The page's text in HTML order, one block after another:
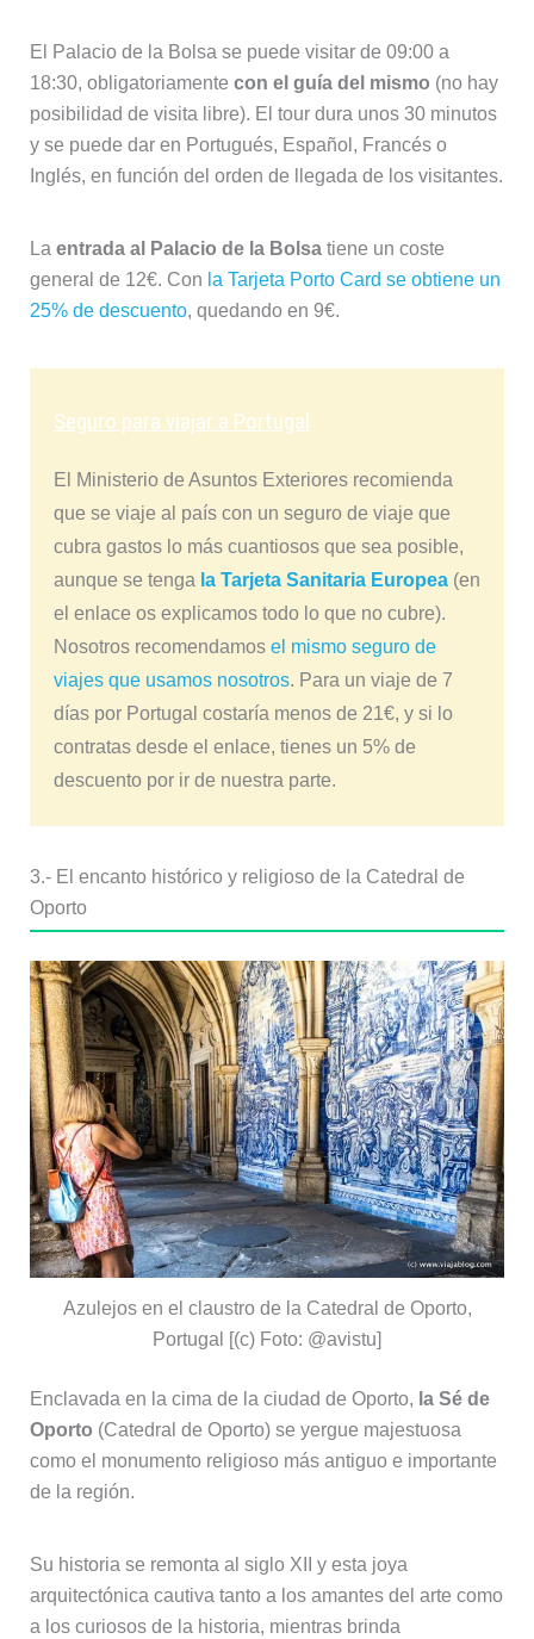
El Palacio de la Bolsa se puede visitar de 09:00 a
18:30, obligatoriamente con el guía del mismo (no hay
posibilidad de visita libre). El tour dura unos 30 minutos
y se puede dar en Portugués, Español, Francés o
Inglés, en función del orden de llegada de los visitantes.
La entrada al Palacio de la Bolsatiene un coste
general de 12€. Con la Tarjeta Porto Card se obtiene un
25% de descuento, quedando en 9€.
Seguro para viajar a Portugal
El Ministerio de Asuntos Exteriores recomienda
que se viaje al país con un seguro de viaje que
cubra gastos lo más cuantiosos que sea posible,
aunque se tenga la Tarjeta Sanitaria Europea(en
el enlace os explicamos todo lo que no cubre).
Nosotros recomendamosel mismo seguro de
viajes que usamos nosotros. Para un viaje de 7
días por Portugal costaría menos de 21€, y si lo
contratas desde el enlace, tienes un 5% de
descuento por ir de nuestra parte.
3.- El encanto histórico y religioso de la Catedral de
Oporto
Azulejos en el claustro de la Catedral de Oporto,
Portugal [(c) Foto: @avistu]
Enclavada en la cima de la ciudad de Oporto, la Sé de
Oporto (Catedral de Oporto) se yergue majestuosa
como el monumento religioso más antiguo e importante
de la región.
Su historia se remonta al siglo XII y esta joya
arquitectónica cautiva tanto a los amantes del arte como
a los curiosos de la historia, mientras brinda